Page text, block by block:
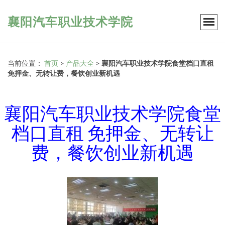
襄阳汽车职业技术学院
当前位置： 首页 > 产品大全 > 襄阳汽车职业技术学院食堂档口直租
免押金、无转让费，餐饮创业新机遇
襄阳汽车职业技术学院食堂
档口直租 免押金、无转让
费，餐饮创业新机遇